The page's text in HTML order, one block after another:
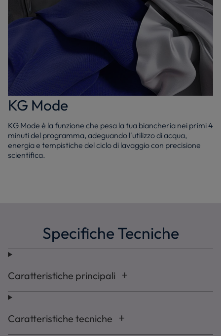
KG Mode
KG Mode è la funzione che pesa la tua biancheria nei primi 4
minuti del programma, adeguando l'utilizzo di acqua,
energia e tempistiche del ciclo di lavaggio con precisione
scientifica.
Specifiche Tecniche
Caratteristiche principali
Caratteristiche tecniche